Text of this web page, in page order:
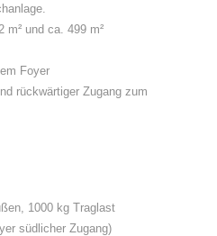
m² und ca. 499 m²
Foyer
rückwärtiger Zugang zum
1000 kg Traglast
südlicher Zugang)